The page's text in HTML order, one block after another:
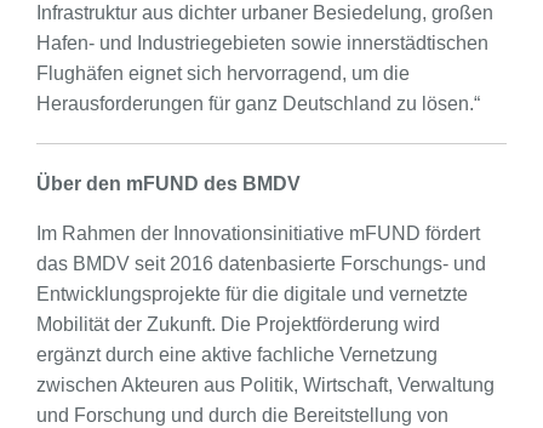
Infrastruktur aus dichter urbaner Besiedelung, großen
Hafen- und Industriegebieten sowie innerstädtischen
Flughäfen eignet sich hervorragend, um die
Herausforderungen für ganz Deutschland zu lösen.“
Über den mFUND des BMDV
Im Rahmen der Innovationsinitiative mFUND fördert
das BMDV seit 2016 datenbasierte Forschungs- und
Entwicklungsprojekte für die digitale und vernetzte
Mobilität der Zukunft. Die Projektförderung wird
ergänzt durch eine aktive fachliche Vernetzung
zwischen Akteuren aus Politik, Wirtschaft, Verwaltung
und Forschung und durch die Bereitstellung von